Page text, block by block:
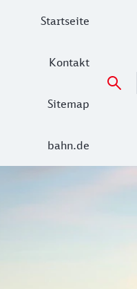
Startseite
Kontakt
Sitemap
bahn.de